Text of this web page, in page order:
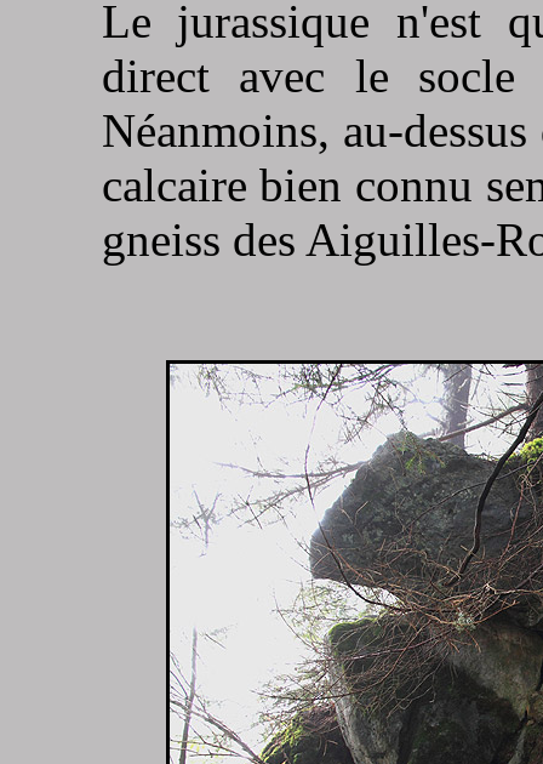
Le jurassique n'est
direct avec le socle
Néanmoins, au-
calcaire bien connu
gneiss des Aiguilles-